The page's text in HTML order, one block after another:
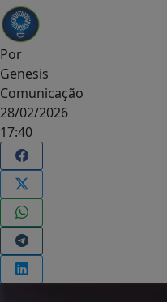
Por
Genesis
Comunicação
28/02/2026
17:40